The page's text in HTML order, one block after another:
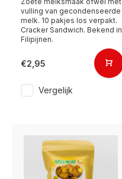
vulling van gecondenseerde
melk. 10 pakjes los verpakt.
Cracker Sandwich. Bekend in
Filipijnen.
€2,95
Vergelijk